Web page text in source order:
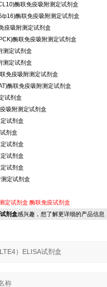
酶联免疫吸附测定试剂盒
p16)酶联免疫吸附测定试剂盒
疫吸附测定试剂盒
酶联免疫吸附测定试剂盒
测定试剂盒
测定试剂盒
免疫吸附测定试剂盒
酶联免疫吸附测定试剂盒
试剂盒
吸附测定试剂盒
试剂盒
剂盒
试剂盒
试剂盒
试剂盒
定试剂盒
定试剂盒 酶联免疫试剂盒
剂盒感兴趣，想了解更详细的产品信息